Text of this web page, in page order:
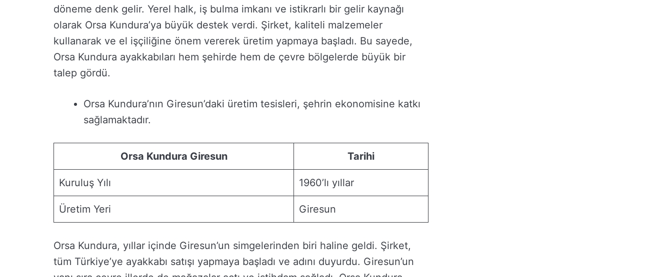
döneme denk gelir. Yerel halk, iş bulma imkanı ve istikrarlı bir gelir kaynağı
olarak Orsa Kundura’ya büyük destek verdi. Şirket, kaliteli malzemeler
kullanarak ve el işçiliğine önem vererek üretim yapmaya başladı. Bu sayede,
Orsa Kundura ayakkabıları hem şehirde hem de çevre bölgelerde büyük bir
talep gördü.
Orsa Kundura’nın Giresun’daki üretim tesisleri, şehrin ekonomisine katkı
sağlamaktadır.
Orsa Kundura Giresun Tarihi
Kuruluş Yılı 1960’lı yıllar
Üretim Yeri Giresun
Orsa Kundura, yıllar içinde Giresun’un simgelerinden biri haline geldi. Şirket,
tüm Türkiye’ye ayakkabı satışı yapmaya başladı ve adını duyurdu. Giresun’un